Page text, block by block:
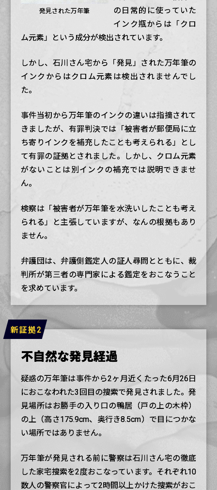
発見された万年筆
の日常的に使っていた
インク瓶からは「クロ
ム元素」という成分が検出されています。
しかし、石川さん宅から「発見」された万年筆の
インクからはクロム元素は検出されませんでし
た。
事件当初から万年筆のインクの違いは指摘されて
きましたが、有罪判決では「被害者が郵便局に立
ち寄りインクを補充したことも考えられる」とし
て有罪の証拠とされました。しかし、クロム元素
がないことは別インクの補充では説明できませ
ん。
検察は「被害者が万年筆を水洗いしたことも考え
られる」と主張していますが、なんの根拠もあり
ません。
弁護団は、弁護側鑑定人の証人尋問とともに、裁
判所が第三者の専門家による鑑定をおこなうこと
を求めています。
不自然な発見経過
疑惑の万年筆は事件から2ヶ月近くたった6月26日
におこなわれた3回目の捜索で発見されました。発
見場所はお勝手の入り口の鴨居（戸の上の木枠）
の上（高さ175.9cm、奥行き8.5cm）で目につかな
い場所ではありません。
万年筆が発見される前に警察は石川さん宅の徹底
した家宅捜索を2度おこなっています。それぞれ10
数人の警察官によって2時間以上かけた捜索がおこ